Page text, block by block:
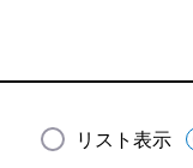
リスト表示